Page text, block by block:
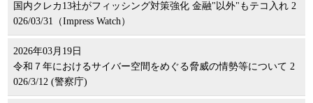
国内クレカ13社がフィッシング対策強化 金融"以外"もテコ入れ 2
026/03/31（Impress Watch）
2026年03月19日
令和７年におけるサイバー空間をめぐる脅威の情勢等について 2
026/3/12 (警察庁)